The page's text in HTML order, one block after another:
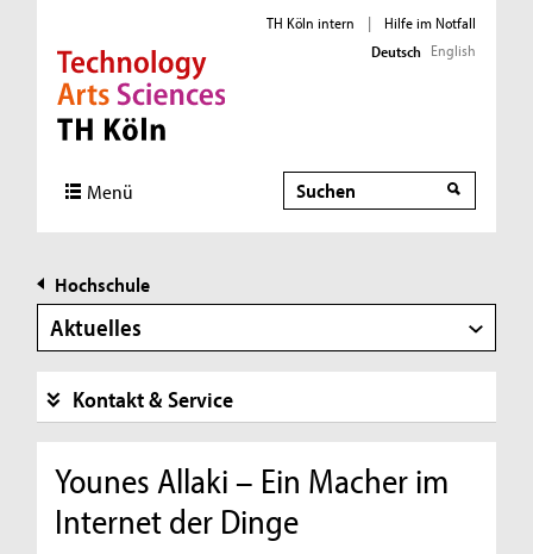
Direkt zur Hauptnavigation
Direkt zur Subnavigation
Direkt zum Inhalt
Direkt zum Fußbereich
TH Köln intern |
Hilfe im Notfall
Deutsch English
Menü Suche
Hochschule
Aktuelles
Kontakt & Service
Younes Allaki – Ein Macher im
Internet der Dinge